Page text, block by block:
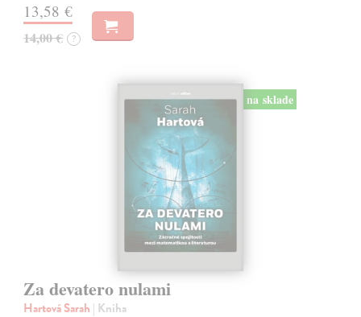
13,58 €
14,00 € ?
na sklade
Za devatero nulami
Hartová Sarah | Kniha